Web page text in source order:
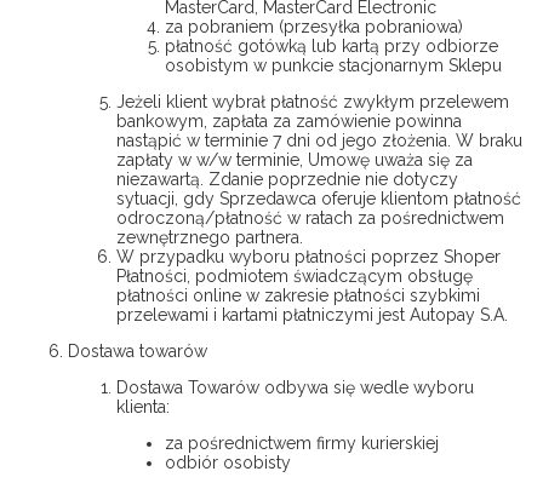
MasterCard, MasterCard Electronic
za pobraniem (przesyłka pobraniowa)
płatność gotówką lub kartą przy odbiorze
osobistym w punkcie stacjonarnym Sklepu
Jeżeli klient wybrał płatność zwykłym przelewem
bankowym, zapłata za zamówienie powinna
nastąpić w terminie 7 dni od jego złożenia. W braku
zapłaty w w/w terminie, Umowę uważa się za
niezawartą. Zdanie poprzednie nie dotyczy
sytuacji, gdy Sprzedawca oferuje klientom płatność
odroczoną/płatność w ratach za pośrednictwem
zewnętrznego partnera.
W przypadku wyboru płatności poprzez Shoper
Płatności, podmiotem świadczącym obsługę
płatności online w zakresie płatności szybkimi
przelewami i kartami płatniczymi jest Autopay S.A.
Dostawa towarów
Dostawa Towarów odbywa się wedle wyboru
klienta:
za pośrednictwem firmy kurierskiej
odbiór osobisty